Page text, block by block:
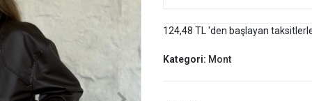
124,48 TL 'den başlayan
Kategori: Mont